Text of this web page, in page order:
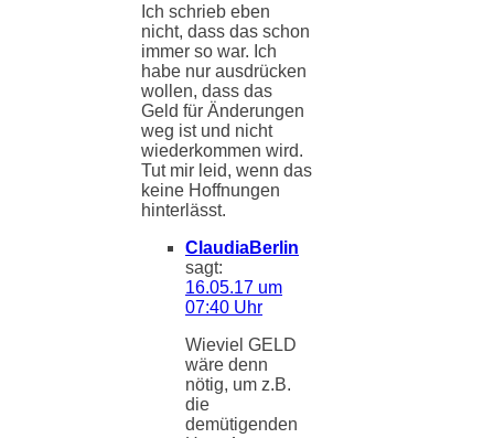
Ich schrieb eben
nicht, dass das schon
immer so war. Ich
habe nur ausdrücken
wollen, dass das
Geld für Änderungen
weg ist und nicht
wiederkommen wird.
Tut mir leid, wenn das
keine Hoffnungen
hinterlässt.
ClaudiaBerlin
sagt:
16.05.17 um
07:40 Uhr
Wieviel GELD
wäre denn
nötig, um z.B.
die
demütigenden